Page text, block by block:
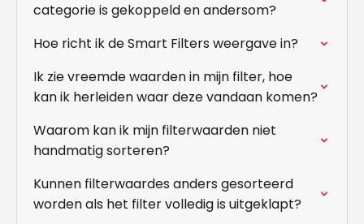
categorie is gekoppeld en andersom?
Hoe richt ik de Smart Filters weergave in?
Ik zie vreemde waarden in mijn filter, hoe
kan ik herleiden waar deze vandaan komen?
Waarom kan ik mijn filterwaarden niet
handmatig sorteren?
Kunnen filterwaardes anders gesorteerd
worden als het filter volledig is uitgeklapt?